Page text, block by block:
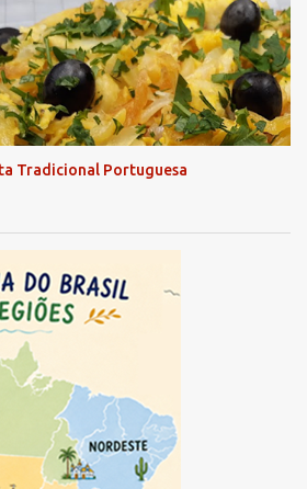
Tradicional Portuguesa